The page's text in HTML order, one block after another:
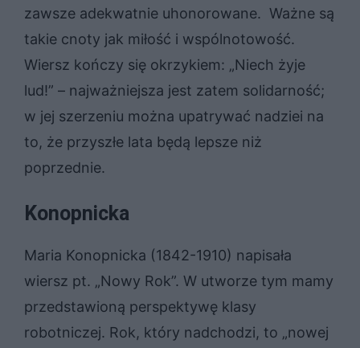
zawsze adekwatnie uhonorowane. Ważne są
takie cnoty jak miłość i wspólnotowość.
Wiersz kończy się okrzykiem: „Niech żyje
lud!” – najważniejsza jest zatem solidarność;
w jej szerzeniu można upatrywać nadziei na
to, że przyszłe lata będą lepsze niż
poprzednie.
Konopnicka
Maria Konopnicka (1842-1910) napisała
wiersz pt. „Nowy Rok”. W utworze tym mamy
przedstawioną perspektywę klasy
robotniczej. Rok, który nadchodzi, to „nowej